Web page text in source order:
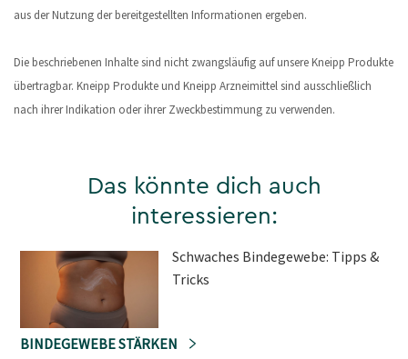
aus der Nutzung der bereitgestellten Informationen ergeben.
Die beschriebenen Inhalte sind nicht zwangsläufig auf unsere Kneipp Produkte
übertragbar. Kneipp Produkte und Kneipp Arzneimittel sind ausschließlich
nach ihrer Indikation oder ihrer Zweckbestimmung zu verwenden.
Das könnte dich auch
interessieren:
Schwaches Bindegewebe: Tipps &
Tricks
BINDEGEWEBE STÄRKEN